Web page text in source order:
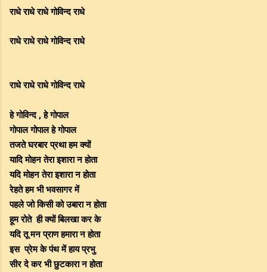
राधे राधे राधे गोविन्द राधे
राधे राधे राधे गोविन्द राधे
राधे राधे राधे गोविन्द राधे
हे गोविन्द,हे गोपाल
गोपाल गोपाल हे गोपाल
तजते घरबार प्रथा हम क्यों
यादि मोहन तेरा इशारा न होता
यदि मोहन तेरा इशारा न होता
रेहते हम भी भवसागर में
पहले जो किसी को उबारा न होता
हूम रोते ही क्यों बिलखा करके
यदि तू मन प्राण हमारा न होता
इस प्रेम के पंथ में हाय प्रभु
सीर दे कर भी छुटकारा न होता